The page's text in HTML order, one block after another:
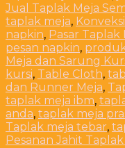
Jual Taplak Meja
taplak meja,
napkin, Pasar Taplak
pesan napkin,
Meja dan Sarung
kursi, Table Cloth,
dan Runner Meja,
taplak meja ibm,
anda, taplak meja
Taplak meja tebar,
Pesanan Jahit